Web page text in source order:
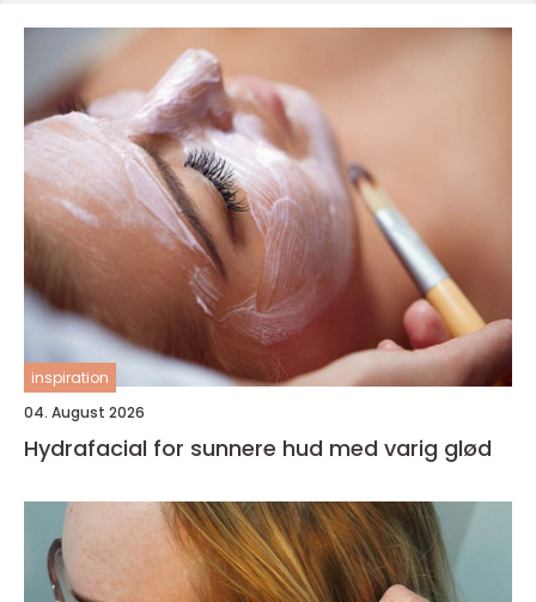
inspiration
04. August 2026
Hydrafacial for sunnere hud med varig glød